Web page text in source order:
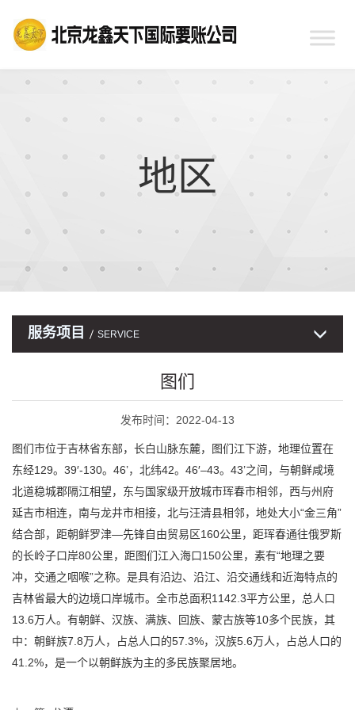
地区
服务项目 SERVICE
图们
发布时间：2022-04-13
图们市位于吉林省东部，长白山脉东麓，图们江下游，地理位置在
东经129。39′-130。46’，北纬42。46′–43。43’之间，与朝鲜咸境
北道稳城郡隔江相望，东与国家级开放城市珲春市相邻，西与州府
延吉市相连，南与龙井市相接，北与汪清县相邻，地处大小“金三角”
结合部，距朝鲜罗津—先锋自由贸易区160公里，距珲春通往俄罗斯
的长岭子口岸80公里，距图们江入海口150公里，素有“地理之要
冲，交通之咽喉”之称。是具有沿边、沿江、沿交通线和近海特点的
吉林省最大的边境口岸城市。全市总面积1142.3平方公里，总人口
13.6万人。有朝鲜、汉族、满族、回族、蒙古族等10多个民族，其
中：朝鲜族7.8万人，占总人口的57.3%，汉族5.6万人，占总人口的
41.2%，是一个以朝鲜族为主的多民族聚居地。